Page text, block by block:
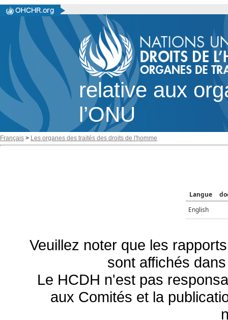
relative aux
l’ONU
Français > Les organes des traités des droits de l'homme
Langue
English
Veuillez noter que les
sont affichés
Le HCDH n'est pas
aux Comités et la